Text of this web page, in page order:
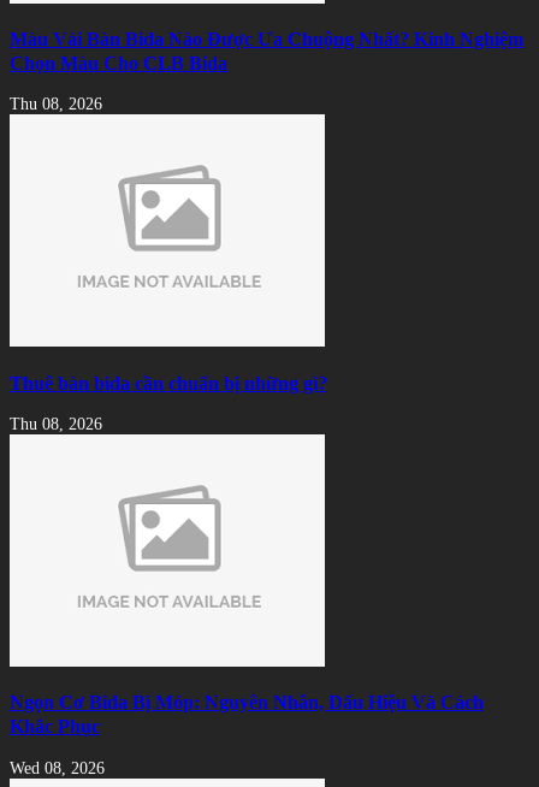
Màu Vải Bàn Bida Nào Được Ưa Chuộng Nhất? Kinh Nghiệm
Chọn Màu Cho CLB Bida
Thu 08, 2026
Thuê bàn bida cần chuẩn bị những gì?
Thu 08, 2026
Ngọn Cơ Bida Bị Móp: Nguyên Nhân, Dấu Hiệu Và Cách
Khắc Phục
Wed 08, 2026